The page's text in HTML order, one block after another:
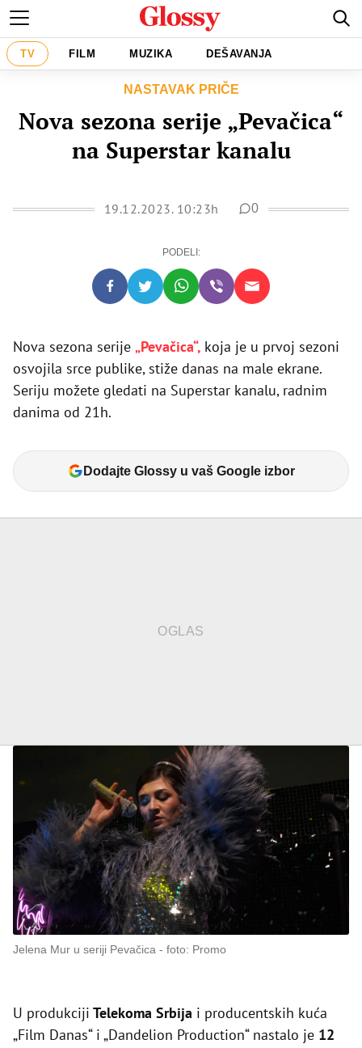
TV FILM MUZIKA DEŠAVANJA
NASTAVAK PRIČE
Nova sezona serije „Pevačica“
na Superstar kanalu
19.12.2023. 10:23h 0
PODELI:
Nova sezona serije „Pevačica“, koja je u prvoj sezoni
osvojila srce publike, stiže danas na male ekrane.
Seriju možete gledati na Superstar kanalu, radnim
danima od 21h.
Dodajte Glossy u vaš Google izbor
Jelena Mur u seriji Pevačica foto: Promo
U produkciji Telekoma Srbija i producentskih kuća
„Film Danas“ i „Dandelion Production“ nastalo je 12